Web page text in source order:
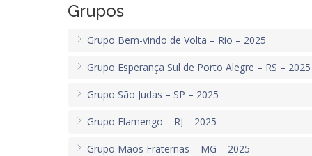
Grupos
Grupo Bem-vindo de Volta – Rio – 2025
Grupo Esperança Sul de Porto Alegre – RS – 2025
Grupo São Judas – SP – 2025
Grupo Flamengo – RJ – 2025
Grupo Mãos Fraternas – MG – 2025